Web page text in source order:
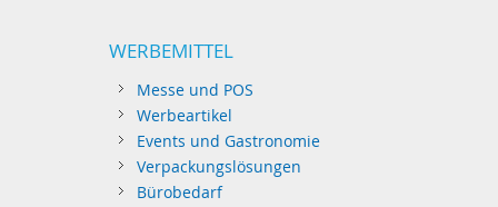
WERBEMITTEL
Messe und POS
Werbeartikel
Events und Gastronomie
Verpackungslösungen
Bürobedarf